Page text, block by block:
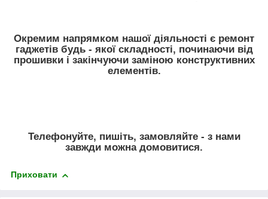
Окремим напрямком нашої діяльності є ремонт
гаджетів будь - якої складності, починаючи від
прошивки і закінчуючи заміною конструктивних
елементів.
Телефонуйте, пишіть, замовляйте - з нами
завжди можна домовитися.
Приховати